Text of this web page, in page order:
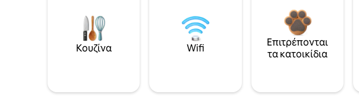
Κουζίνα Wifi
Επιτρέπονται
τα κατοικίδια